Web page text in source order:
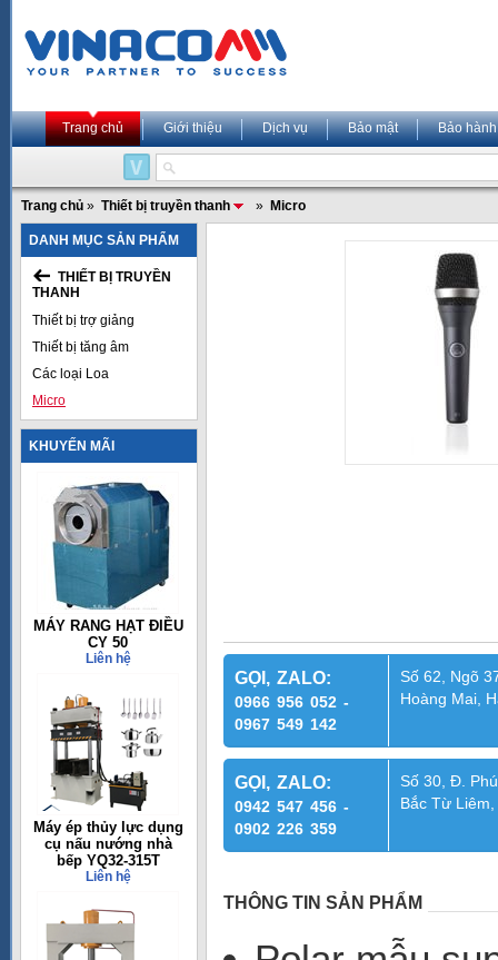
Trang chủ Giới thiệu Dịch vụ Bảo mật Bảo hành
Trang chủ » Thiết bị truyền thanh » Micro
DANH MỤC SẢN PHẨM
THIẾT BỊ TRUYỀN
THANH
Thiết bị trợ giảng
Thiết bị tăng âm
Các loại Loa
Micro
KHUYẾN MÃI
MÁY RANG HẠT ĐIỀU
CY 50
Liên hệ
Máy ép thủy lực dụng
cụ nấu nướng nhà
bếp YQ32-315T
Liên hệ
GỌI, ZALO:
0966 956 052 -
0967 549 142
Số 62, Ngõ
Hoàng Mai,
GỌI, ZALO:
0942 547 456 -
0902 226 359
Số 30, Đ.
Bắc Từ
THÔNG TIN SẢN PHẨM